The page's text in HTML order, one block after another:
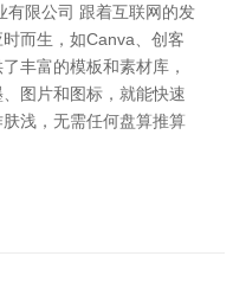
有限公司 跟着互联网的发
而生，如Canva、创客
丰富的模板和素材库，
图片和图标，就能快速
浅，无需任何盘算推算